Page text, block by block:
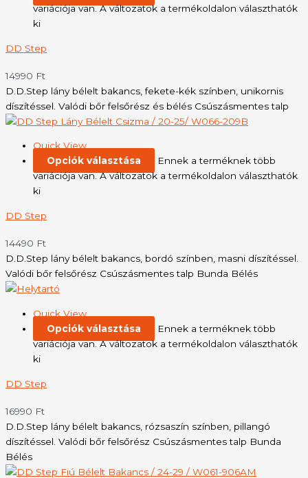
variációja van. A változatok a termékoldalon választhatók
ki
DD Step
14990 Ft
D.D.Step lány bélelt bakancs, fekete-kék színben, unikornis
díszítéssel. Valódi bőr felsőrész és bélés Csúszásmentes talp
Quick View
Opciók választása
Ennek a terméknek több
variációja van. A változatok a termékoldalon választhatók
ki
DD Step
14490 Ft
D.D.Step lány bélelt bakancs, bordó színben, masni díszítéssel.
Valódi bőr felsőrész Csúszásmentes talp Bunda Bélés
Quick View
Opciók választása
Ennek a terméknek több
variációja van. A változatok a termékoldalon választhatók
ki
DD Step
16990 Ft
D.D.Step lány bélelt bakancs, rózsaszín színben, pillangó
díszítéssel. Valódi bőr felsőrész Csúszásmentes talp Bunda
Bélés